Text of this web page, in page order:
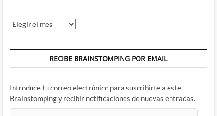
Archivos
RECIBE BRAINSTOMPING POR EMAIL
Introduce tu correo electrónico para suscribirte a este
Brainstomping y recibir notificaciones de nuevas entradas.